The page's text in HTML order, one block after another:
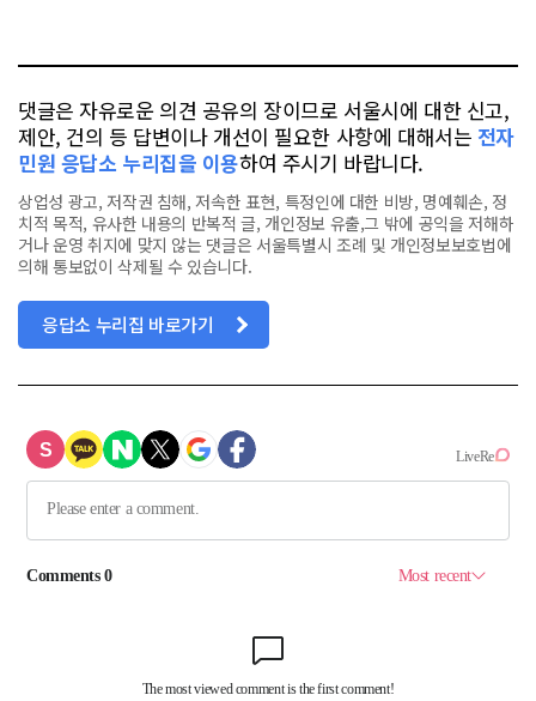
댓글은 자유로운 의견 공유의 장이므로 서울시에 대한 신고,
제안, 건의 등 답변이나 개선이 필요한 사항에 대해서는 전자
민원 응답소 누리집을 이용하여 주시기 바랍니다.
상업성 광고, 저작권 침해, 저속한 표현, 특정인에 대한 비방, 명예훼손, 정
치적 목적, 유사한 내용의 반복적 글, 개인정보 유출,그 밖에 공익을 저해하
거나 운영 취지에 맞지 않는 댓글은 서울특별시 조례 및 개인정보보호법에
의해 통보없이 삭제될 수 있습니다.
응답소 누리집 바로가기